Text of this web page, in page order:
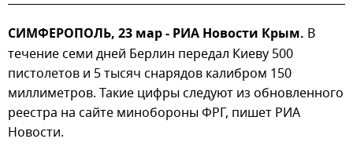
СИМФЕРОПОЛЬ, 23 мар - РИА Новости Крым. В
течение семи дней Берлин передал Киеву 500
пистолетов и 5 тысяч снарядов калибром 150
миллиметров. Такие цифры следуют из обновленного
реестра на сайте минобороны ФРГ, пишет РИА
Новости.